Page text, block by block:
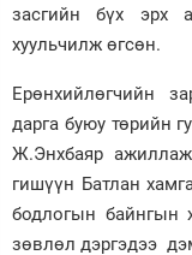
засгийн бүх эрх
хуульчилж өгсөн.
Ерөнхийлөгчийн
дарга буюу төрийн
Ж.Энхбаяр
гишүүн Батлан
бодлогын байнгын
зөвлөл дэргэдээ